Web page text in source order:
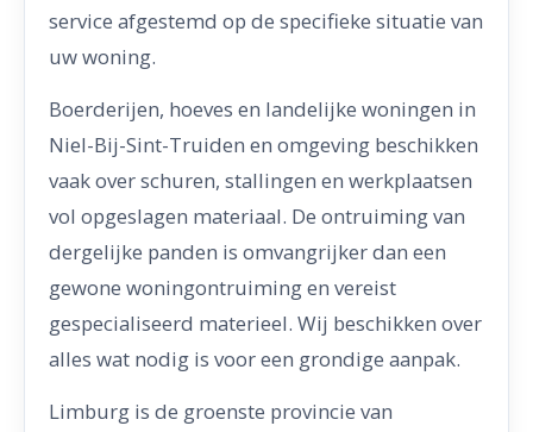
service afgestemd op de specifieke situatie van
uw woning.
Boerderijen, hoeves en landelijke woningen in
Niel-Bij-Sint-Truiden en omgeving beschikken
vaak over schuren, stallingen en werkplaatsen
vol opgeslagen materiaal. De ontruiming van
dergelijke panden is omvangrijker dan een
gewone woningontruiming en vereist
gespecialiseerd materieel. Wij beschikken over
alles wat nodig is voor een grondige aanpak.
Limburg is de groenste provincie van